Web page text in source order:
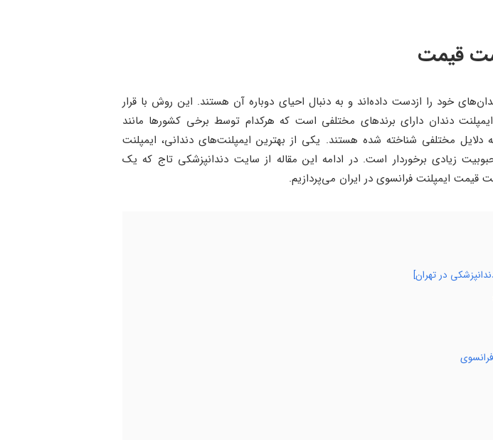
قیمت
خود را ازدست داده‌اند و به دنبال احیای دوباره آن هستند. این روش با قرار
دندان دارای برند‌های مختلفی است که هرکدام توسط برخی کشورها مانند
دلایل مختلفی شناخته شده هستند. یکی از بهترین ایمپلنت‌های دندانی، ایمپلنت
زیادی برخوردار است. در ادامه این مقاله از سایت دندانپزشکی تاج که یک
ایمپلنت فرانسوی در ایران می‌پردازیم.
در تهران]